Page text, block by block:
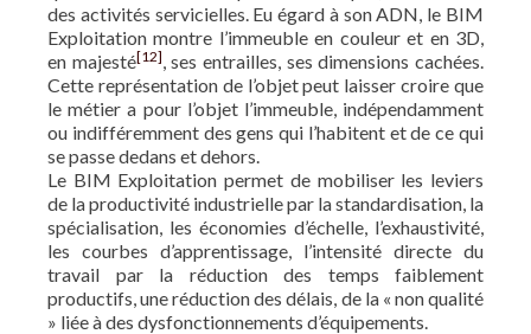
des activités servicielles. Eu égard à son ADN, le BIM
Exploitation montre l’immeuble en couleur et en 3D,
en majesté[12], ses entrailles, ses dimensions cachées.
Cette représentation de l’objet peut laisser croire que
le métier a pour l’objet l’immeuble, indépendamment
ou indifféremment des gens qui l’habitent et de ce qui
se passe dedans et dehors.
Le BIM Exploitation permet de mobiliser les leviers
de la productivité industrielle par la standardisation, la
spécialisation, les économies d’échelle, l’exhaustivité,
les courbes d’apprentissage, l’intensité directe du
travail par la réduction des temps faiblement
productifs, une réduction des délais, de la « non qualité
» liée à des dysfonctionnements d’équipements.